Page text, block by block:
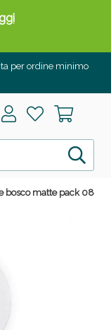
per ordine minimo
bosco matte pack 08
al 55% validi